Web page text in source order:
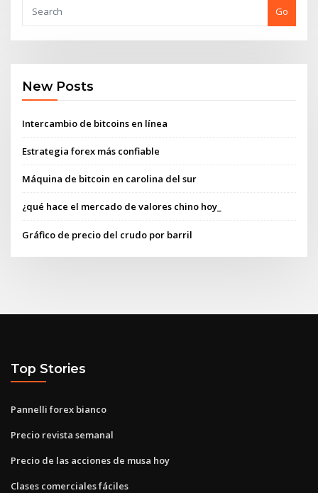
Go
New Posts
Intercambio de bitcoins en línea
Estrategia forex más confiable
Máquina de bitcoin en carolina del sur
¿qué hace el mercado de valores chino hoy_
Gráfico de precio del crudo por barril
Top Stories
Pannelli forex bianco
Precio revista semanal
Precio de las acciones de musa hoy
Clases comerciales fáciles